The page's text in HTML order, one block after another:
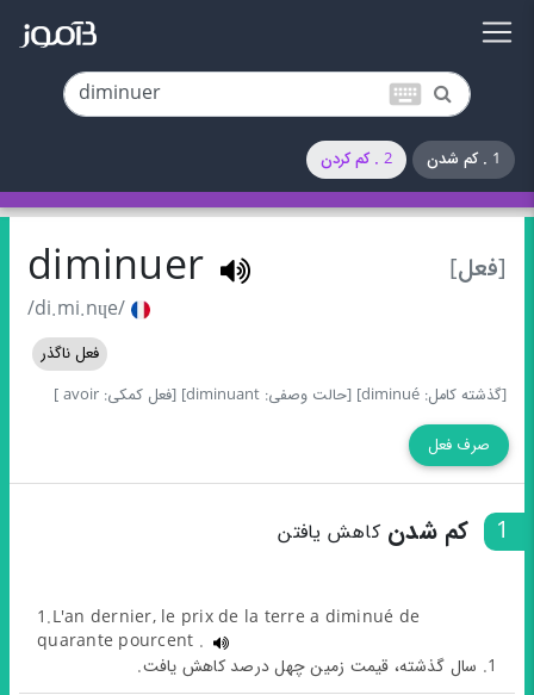
keyboard
1 . کم شدن 2 . کم کردن
[فعل] diminuer
/di.mi.nɥe/
فعل ناگذر
[گذشته کامل: diminué]
[حالت وصفی: diminuant] [فعل کمکی: avoir ]
صرف فعل
1 کم شدنکاهش یافتن
1.L'an dernier, le prix de la terre a diminué de
quarante pourcent .
1. سال گذشته، قیمت زمین چهل درصد کاهش یافت.